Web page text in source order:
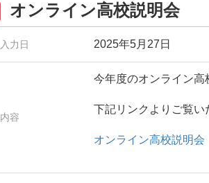
オンライン高校説明会
入力日 2025年5月27日
内容
今年度のオンライン高
下記リンクよりご覧い
オンライン高校説明会